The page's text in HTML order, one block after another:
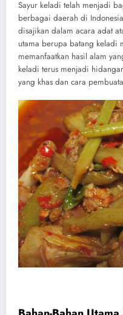
Sayur keladi telah menjadi
berbagai daerah di
disajikan dalam acara adat
utama berupa batang keladi
memanfaatkan hasil alam
keladi terus menjadi
yang khas dan cara